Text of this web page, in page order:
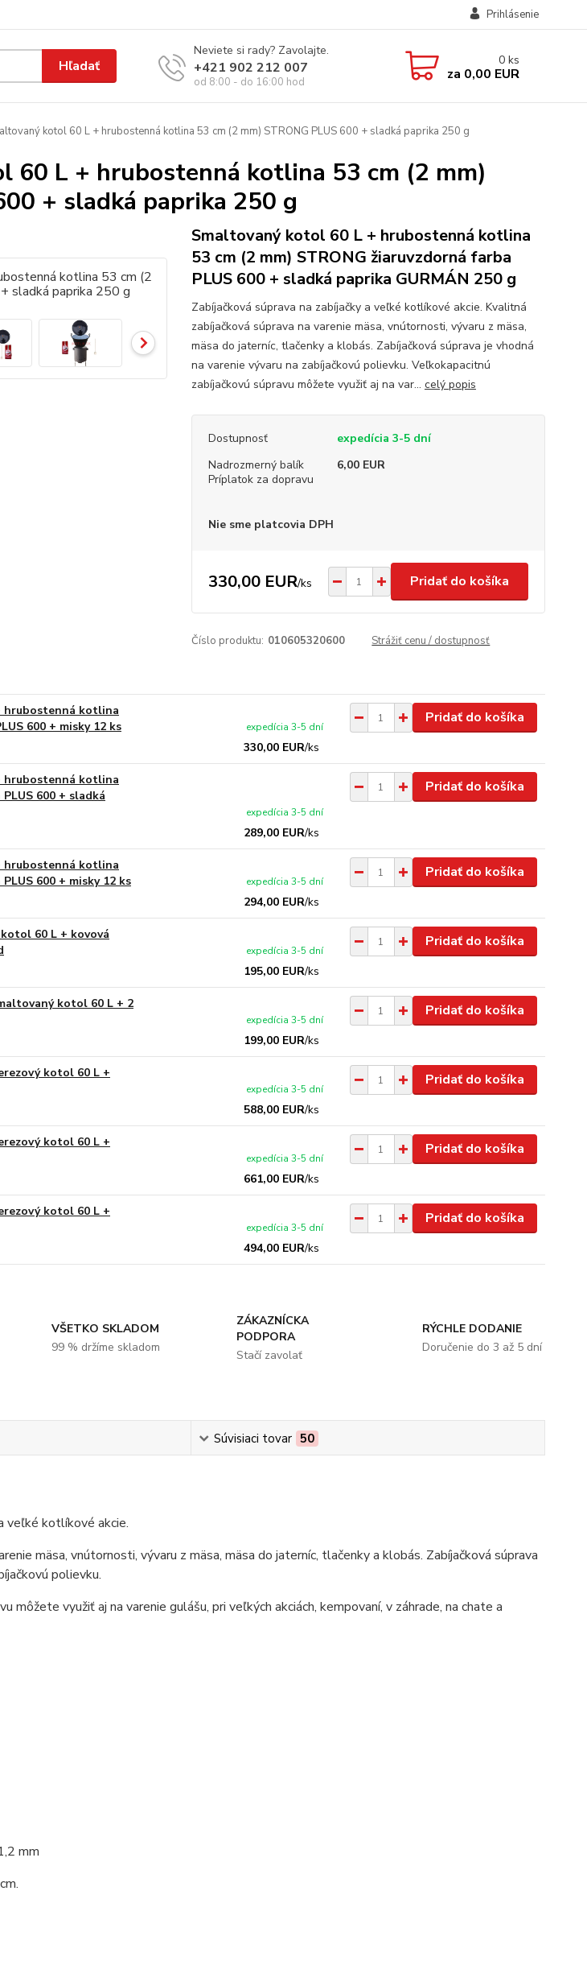
Prihlásenie
Hľadať
Neviete si rady? Zavolajte.
+421 902 212 007
od 8:00 - do 16:00 hod
0 ks
za 0,00 EUR
kotol 60 L + hrubostenná kotlina 53 cm (2 mm) STRONG PLUS 600 + sladká paprika 250 g
60 L + hrubostenná kotlina 53 cm (2 mm)
+ sladká paprika 250 g
Smaltovaný kotol 60 L + hrubostenná kotlina
53 cm (2 mm) STRONG žiaruvzdorná farba
PLUS 600 + sladká paprika GURMÁN 250 g
Zabíjačková súprava na zabíjačky a veľké kotlíkové akcie. Kvalitná
zabíjačková súprava na varenie mäsa, vnútornosti, vývaru z mäsa,
mäsa do jaterníc, tlačenky a klobás. Zabíjačková súprava je vhodná
na varenie vývaru na zabíjačkovú polievku. Veľkokapacitnú
zabíjačkovú súpravu môžete využiť aj na var... celý popis
Dostupnosť
expedícia 3-5 dní
Nadrozmerný balík
Príplatok za dopravu
6,00 EUR
Nie sme platcovia DPH
330,00 EUR/ks Pridať do košíka
Číslo produktu: 010605320600 Strážiť cenu / dostupnosť
hrubostenná kotlina
600 + misky 12 ks
330,00 EUR/ks
expedícia 3-5 dní
Pridať do košíka
hrubostenná kotlina
600 + sladká
289,00 EUR/ks
expedícia 3-5 dní
Pridať do košíka
hrubostenná kotlina
600 + misky 12 ks
294,00 EUR/ks
expedícia 3-5 dní
Pridať do košíka
60 L + kovová
195,00 EUR/ks
expedícia 3-5 dní
Pridať do košíka
kotol 60 L + 2
199,00 EUR/ks
expedícia 3-5 dní
Pridať do košíka
kotol 60 L +
588,00 EUR/ks
expedícia 3-5 dní
Pridať do košíka
kotol 60 L +
661,00 EUR/ks
expedícia 3-5 dní
Pridať do košíka
kotol 60 L +
494,00 EUR/ks
expedícia 3-5 dní
Pridať do košíka
VŠETKO SKLADOM
99 % držíme skladom
ZÁKAZNÍCKA
PODPORA
Stačí zavolať
RÝCHLE DODANIE
Doručenie do 3 až 5 dní
Súvisiaci tovar 50
veľké kotlíkové akcie.
mäsa, vnútornosti, vývaru z mäsa, mäsa do jaterníc, tlačenky a klobás. Zabíjačková súprava
polievku.
môžete využiť aj na varenie gulášu, pri veľkých akciách, kempovaní, v záhrade, na chate a
mm